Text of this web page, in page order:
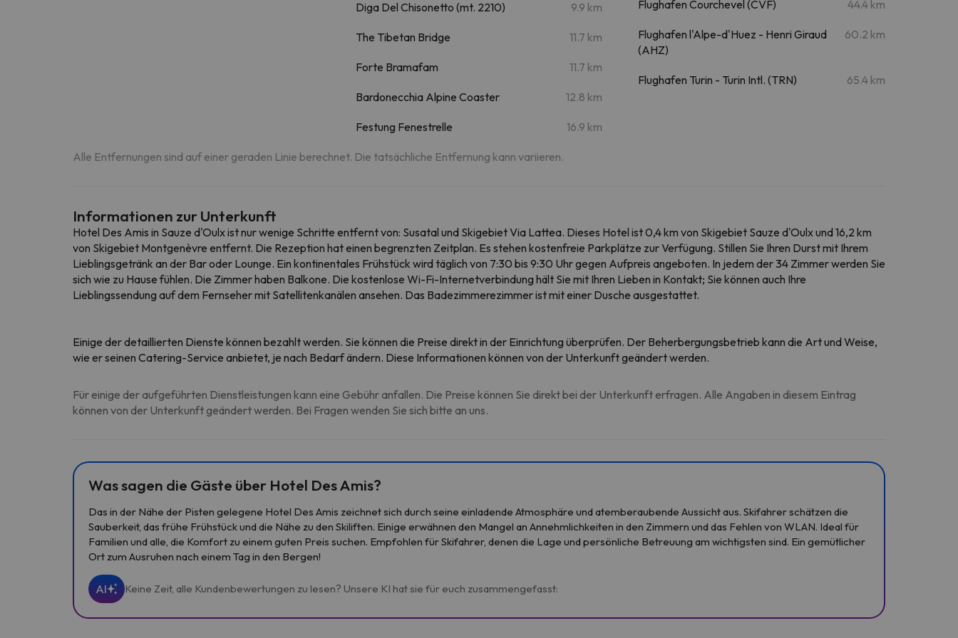
Diga Del Chisonetto (mt. 2210) 9.9 km
The Tibetan Bridge 11.7 km
Forte Bramafam 11.7 km
Bardonecchia Alpine Coaster 12.8 km
Festung Fenestrelle 16.9 km
Flughafen Courchevel (CVF) 44.4 km
Flughafen l'Alpe-d'Huez - Henri Giraud
(AHZ)
60.2 km
Flughafen Turin - Turin Intl. (TRN) 65.4 km
Alle Entfernungen sind auf einer geraden Linie berechnet. Die tatsächliche Entfernung kann variieren.
Informationen zur Unterkunft
Hotel Des Amis in Sauze d'Oulx ist nur wenige Schritte entfernt von: Susatal und Skigebiet Via Lattea. Dieses Hotel ist 0,4 km von Skigebiet Sauze d'Oulx und 16,2 km
von Skigebiet Montgenèvre entfernt. Die Rezeption hat einen begrenzten Zeitplan. Es stehen kostenfreie Parkplätze zur Verfügung. Stillen Sie Ihren Durst mit Ihrem
Lieblingsgetränk an der Bar oder Lounge. Ein kontinentales Frühstück wird täglich von 7:30 bis 9:30 Uhr gegen Aufpreis angeboten. In jedem der 34 Zimmer werden Sie
sich wie zu Hause fühlen. Die Zimmer haben Balkone. Die kostenlose Wi-Fi-Internetverbindung hält Sie mit Ihren Lieben in Kontakt; Sie können auch Ihre
Lieblingssendung auf dem Fernseher mit Satellitenkanälen ansehen. Das Badezimmerezimmer ist mit einer Dusche ausgestattet.
Einige der detaillierten Dienste können bezahlt werden. Sie können die Preise direkt in der Einrichtung überprüfen. Der Beherbergungsbetrieb kann die Art und Weise,
wie er seinen Catering-Service anbietet, je nach Bedarf ändern. Diese Informationen können von der Unterkunft geändert werden.
Für einige der aufgeführten Dienstleistungen kann eine Gebühr anfallen. Die Preise können Sie direkt bei der Unterkunft erfragen. Alle Angaben in diesem Eintrag
können von der Unterkunft geändert werden. Bei Fragen wenden Sie sich bitte an uns.
Was sagen die Gäste über Hotel Des Amis?
Das in der Nähe der Pisten gelegene Hotel Des Amis zeichnet sich durch seine einladende Atmosphäre und atemberaubende Aussicht aus. Skifahrer schätzen die
Sauberkeit, das frühe Frühstück und die Nähe zu den Skiliften. Einige erwähnen den Mangel an Annehmlichkeiten in den Zimmern und das Fehlen von WLAN. Ideal für
Familien und alle, die Komfort zu einem guten Preis suchen. Empfohlen für Skifahrer, denen die Lage und persönliche Betreuung am wichtigsten sind. Ein gemütlicher
Ort zum Ausruhen nach einem Tag in den Bergen!
AI Keine Zeit, alle Kundenbewertungen zu lesen? Unsere KI hat sie für euch zusammengefasst: